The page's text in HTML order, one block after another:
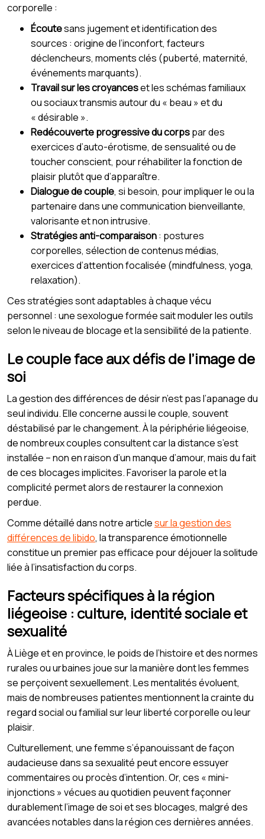
corporelle :
Écoutesans jugement et identification des
sources : origine de l’inconfort, facteurs
déclencheurs, moments clés (puberté, maternité,
événements marquants).
Travail sur les croyanceset les schémas familiaux
ou sociaux transmis autour du « beau » et du
« désirable ».
Redécouverte progressive du corpspar des
exercices d’auto-érotisme, de sensualité ou de
toucher conscient, pour réhabiliter la fonction de
plaisir plutôt que d’apparaître.
Dialogue de couple, si besoin, pour impliquer le ou la
partenaire dans une communication bienveillante,
valorisante et non intrusive.
Stratégies anti-comparaison: postures
corporelles, sélection de contenus médias,
exercices d’attention focalisée (mindfulness, yoga,
relaxation).
Ces stratégies sont adaptables à chaque vécu
personnel : une sexologue formée sait moduler les outils
selon le niveau de blocage et la sensibilité de la patiente.
Le couple face aux défis de l’image de
soi
La gestion des différences de désir n’est pas l’apanage du
seul individu. Elle concerne aussi le couple, souvent
déstabilisé par le changement. À la périphérie liégeoise,
de nombreux couples consultent car la distance s’est
installée – non en raison d’un manque d’amour, mais du fait
de ces blocages implicites. Favoriser la parole et la
complicité permet alors de restaurer la connexion
perdue.
Comme détaillé dans notre articlesur la gestion des
différences de libido, la transparence émotionnelle
constitue un premier pas efficace pour déjouer la solitude
liée à l’insatisfaction du corps.
Facteurs spécifiques à la région
liégeoise : culture, identité sociale et
sexualité
À Liège et en province, le poids de l’histoire et des normes
rurales ou urbaines joue sur la manière dont les femmes
se perçoivent sexuellement. Les mentalités évoluent,
mais de nombreuses patientes mentionnent la crainte du
regard social ou familial sur leur liberté corporelle ou leur
plaisir.
Culturellement, une femme s’épanouissant de façon
audacieuse dans sa sexualité peut encore essuyer
commentaires ou procès d’intention. Or, ces « mini-
injonctions » vécues au quotidien peuvent façonner
durablement l’image de soi et ses blocages, malgré des
avancées notables dans la région ces dernières années.